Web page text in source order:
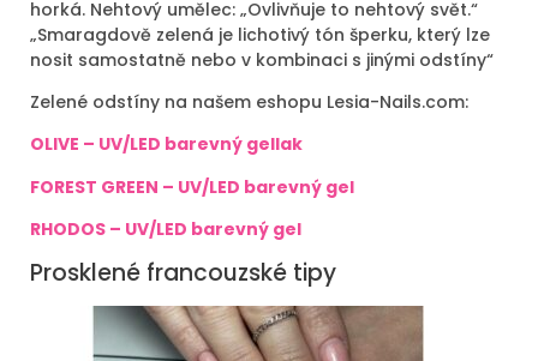
horká. Nehtový umělec: „Ovlivňuje to nehtový svět.“
„Smaragdově zelená je lichotivý tón šperku, který lze
nosit samostatně nebo v kombinaci s jinými odstíny“
Zelené odstíny na našem eshopu Lesia-Nails.com:
OLIVE – UV/LED barevný gellak
FOREST GREEN – UV/LED barevný gel
RHODOS – UV/LED barevný gel
Prosklené francouzské tipy